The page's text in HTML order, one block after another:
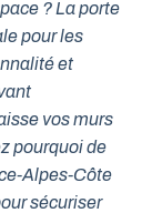
? La porte
pour les
et
vos murs
pourquoi de
Alpes-Côte
sécuriser